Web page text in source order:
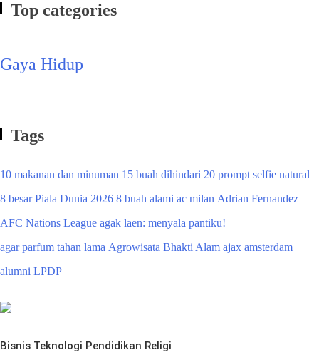
Top categories
Gaya Hidup
Tags
10 makanan dan minuman 15 buah dihindari 20 prompt selfie natural
8 besar Piala Dunia 2026 8 buah alami ac milan Adrian Fernandez
AFC Nations League agak laen: menyala pantiku!
agar parfum tahan lama Agrowisata Bhakti Alam ajax amsterdam
alumni LPDP
Bisnis Teknologi Pendidikan Religi